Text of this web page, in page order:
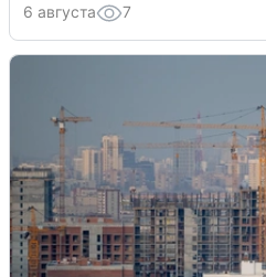
6 августа 7